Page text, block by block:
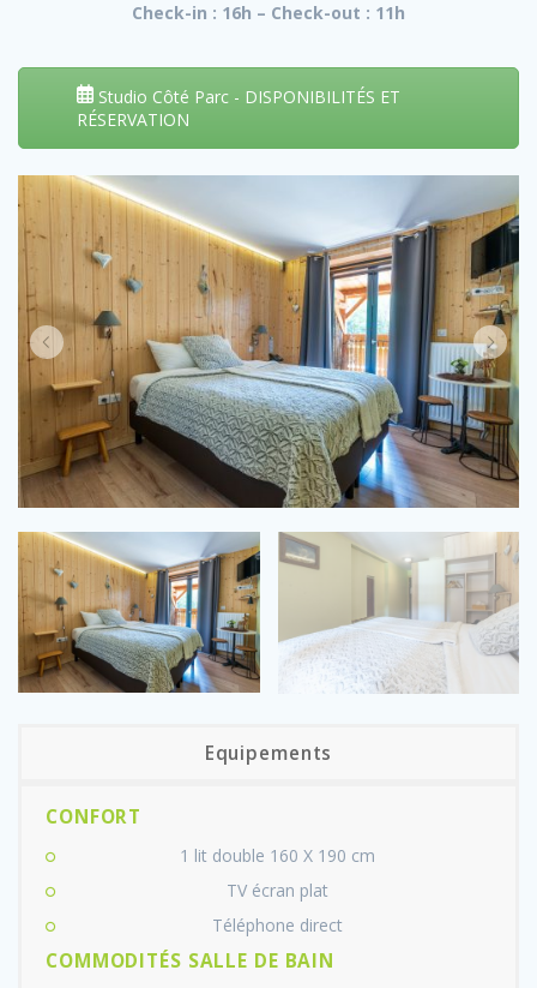
Check-in : 16h – Check-out : 11h
Studio Côté Parc - DISPONIBILITÉS ET
RÉSERVATION
Equipements
CONFORT
1 lit double 160 X 190 cm
TV écran plat
Téléphone direct
COMMODITÉS SALLE DE BAIN